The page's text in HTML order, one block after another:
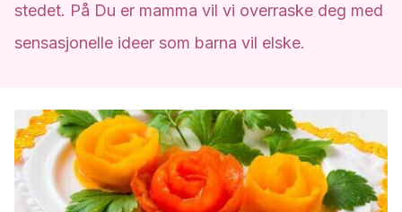
stedet. På Du er mamma vil vi overraske deg med
sensasjonelle ideer som barna vil elske.